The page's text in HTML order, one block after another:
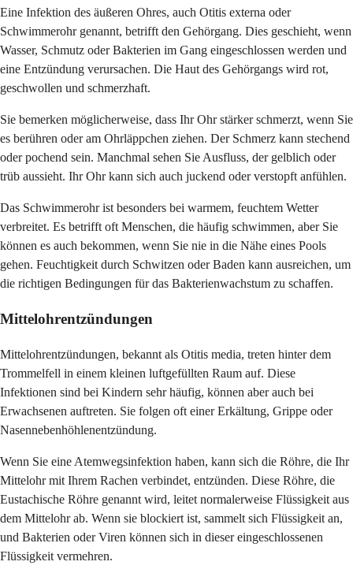
Eine Infektion des äußeren Ohres, auch Otitis externa oder
Schwimmerohr genannt, betrifft den Gehörgang. Dies geschieht, wenn
Wasser, Schmutz oder Bakterien im Gang eingeschlossen werden und
eine Entzündung verursachen. Die Haut des Gehörgangs wird rot,
geschwollen und schmerzhaft.
Sie bemerken möglicherweise, dass Ihr Ohr stärker schmerzt, wenn Sie
es berühren oder am Ohrläppchen ziehen. Der Schmerz kann stechend
oder pochend sein. Manchmal sehen Sie Ausfluss, der gelblich oder
trüb aussieht. Ihr Ohr kann sich auch juckend oder verstopft anfühlen.
Das Schwimmerohr ist besonders bei warmem, feuchtem Wetter
verbreitet. Es betrifft oft Menschen, die häufig schwimmen, aber Sie
können es auch bekommen, wenn Sie nie in die Nähe eines Pools
gehen. Feuchtigkeit durch Schwitzen oder Baden kann ausreichen, um
die richtigen Bedingungen für das Bakterienwachstum zu schaffen.
Mittelohrentzündungen
Mittelohrentzündungen, bekannt als Otitis media, treten hinter dem
Trommelfell in einem kleinen luftgefüllten Raum auf. Diese
Infektionen sind bei Kindern sehr häufig, können aber auch bei
Erwachsenen auftreten. Sie folgen oft einer Erkältung, Grippe oder
Nasennebenhöhlenentzündung.
Wenn Sie eine Atemwegsinfektion haben, kann sich die Röhre, die Ihr
Mittelohr mit Ihrem Rachen verbindet, entzünden. Diese Röhre, die
Eustachische Röhre genannt wird, leitet normalerweise Flüssigkeit aus
dem Mittelohr ab. Wenn sie blockiert ist, sammelt sich Flüssigkeit an,
und Bakterien oder Viren können sich in dieser eingeschlossenen
Flüssigkeit vermehren.